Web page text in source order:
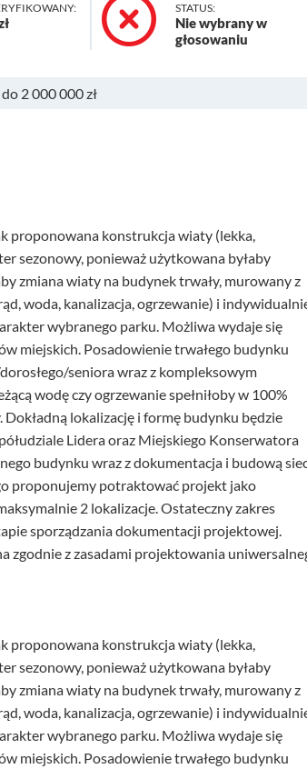
STATUS:
Nie wybrany w
głosowaniu
do 2 000 000 zł
proponowana konstrukcja wiaty (lekka,
sezonowy, ponieważ użytkowana byłaby
zmiana wiaty na budynek trwały, murowany z
woda, kanalizacja, ogrzewanie) i
wybranego parku. Możliwa wydaje się
miejskich. Posadowienie trwałego budynku
seniora wraz z kompleksowym
wodę czy ogrzewanie spełniłoby w 100%
lokalizację i formę budynku będzie
Lidera oraz Miejskiego Konserwatora
budynku wraz z dokumentacja i budową
proponujemy potraktować projekt jako
2 lokalizacje. Ostateczny zakres
sporządzania dokumentacji projektowej.
zgodnie z zasadami projektowania
proponowana konstrukcja wiaty (lekka,
sezonowy, ponieważ użytkowana byłaby
zmiana wiaty na budynek trwały, murowany z
woda, kanalizacja, ogrzewanie) i
wybranego parku. Możliwa wydaje się
miejskich. Posadowienie trwałego budynku